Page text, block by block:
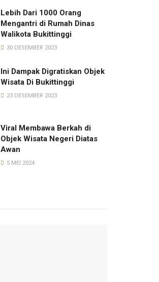
Lebih Dari 1000 Orang
Mengantri di Rumah Dinas
Walikota Bukittinggi
30 DESEMBER 2023
Ini Dampak Digratiskan Objek
Wisata Di Bukittinggi
23 DESEMBER 2023
Viral Membawa Berkah di
Objek Wisata Negeri Diatas
Awan
5 MEI 2024